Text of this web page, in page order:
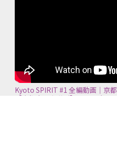
Kyoto SPIRIT #1 全編動画｜京
【京都商工会議所】＜2026年7月